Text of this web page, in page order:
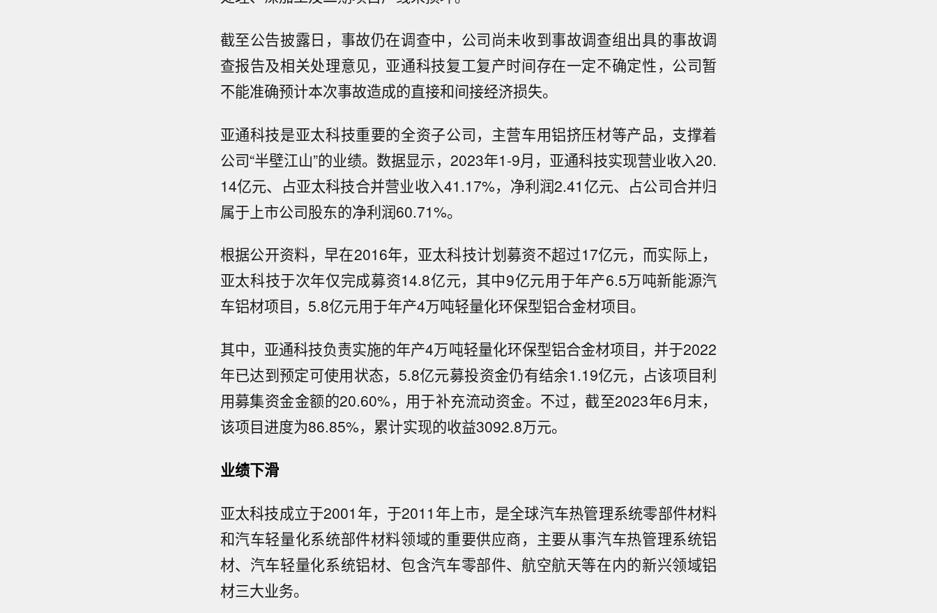
截至公告披露日，事故仍在调查中，公司尚未收到事故调查组出具的事故调
查报告及相关处理意见，亚通科技复工复产时间存在一定不确定性，公司暂
不能准确预计本次事故造成的直接和间接经济损失。
亚通科技是亚太科技重要的全资子公司，主营车用铝挤压材等产品，支撑着
公司“半壁江山”的业绩。数据显示，2023年1-9月，亚通科技实现营业收入20.
14亿元、占亚太科技合并营业收入41.17%，净利润2.41亿元、占公司合并归
属于上市公司股东的净利润60.71%。
根据公开资料，早在2016年，亚太科技计划募资不超过17亿元，而实际上，
亚太科技于次年仅完成募资14.8亿元，其中9亿元用于年产6.5万吨新能源汽
车铝材项目，5.8亿元用于年产4万吨轻量化环保型铝合金材项目。
其中，亚通科技负责实施的年产4万吨轻量化环保型铝合金材项目，并于2022
年已达到预定可使用状态，5.8亿元募投资金仍有结余1.19亿元，占该项目利
用募集资金金额的20.60%，用于补充流动资金。不过，截至2023年6月末，
该项目进度为86.85%，累计实现的收益3092.8万元。
业绩下滑
亚太科技成立于2001年，于2011年上市，是全球汽车热管理系统零部件材料
和汽车轻量化系统部件材料领域的重要供应商，主要从事汽车热管理系统铝
材、汽车轻量化系统铝材、包含汽车零部件、航空航天等在内的新兴领域铝
材三大业务。